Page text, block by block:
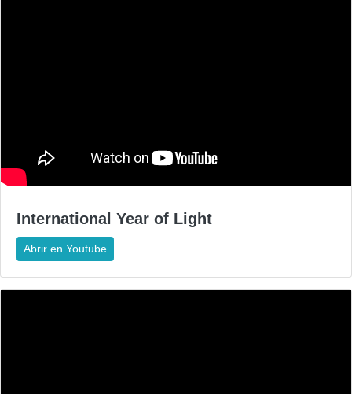
International Year of Light
Abrir en Youtube